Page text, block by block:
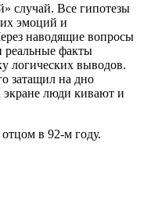
случай. Все гипотезы
эмоций и
наводящие вопросы
реальные факты
логических выводов.
затащил на дно
экране люди кивают и
в 92-м году.